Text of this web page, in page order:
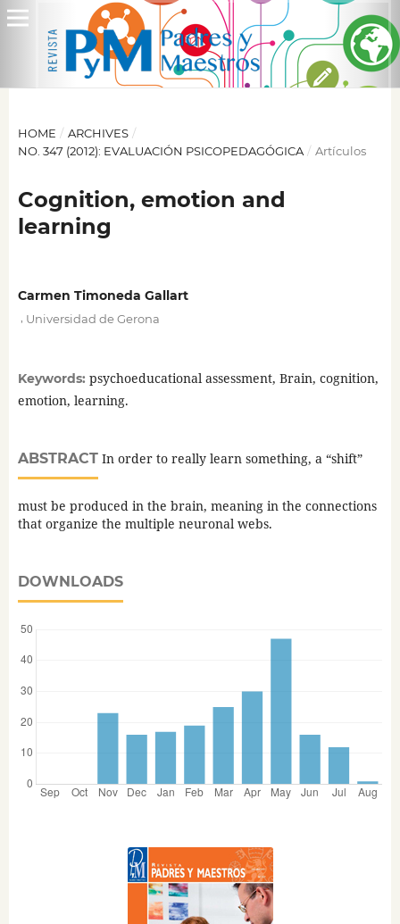
HOME / ARCHIVES /
NO. 347 (2012): EVALUACIÓN PSICOPEDAGÓGICA / Artículos
Cognition, emotion and
learning
Carmen Timoneda Gallart
Universidad de Gerona
Keywords: psychoeducational assessment, Brain, cognition,
emotion, learning.
ABSTRACTIn order to really learn something, a “shift”
must be produced in the brain, meaning in the connections
that organize the multiple neuronal webs.
DOWNLOADS